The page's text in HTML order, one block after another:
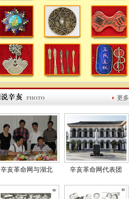
更多
辛亥革命网与湖北 辛亥革命网代表团